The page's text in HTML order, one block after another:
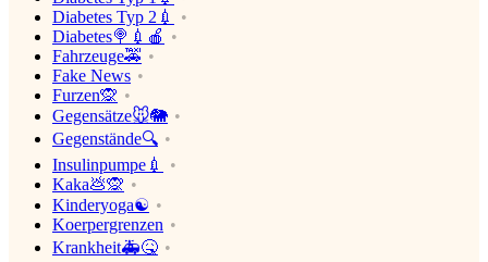
Diabetes Typ 2💉
Diabetes🍭💉🍎
Fahrzeuge🚕
Fake News
Furzen🙊
Gegensätze🐭🐘
Gegenstände🔍
Insulinpumpe💉
Kaka💩🙊
Kinderyoga☯
Koerpergrenzen
Krankheit🚑🤒